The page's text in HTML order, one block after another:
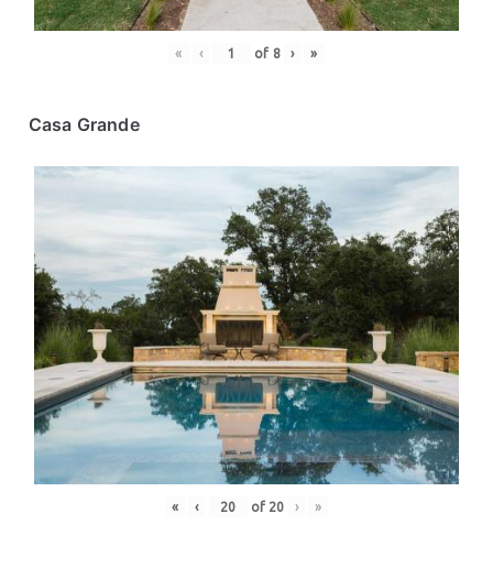
« ‹ of 8 › »
Casa Grande
« ‹ of 20 › »